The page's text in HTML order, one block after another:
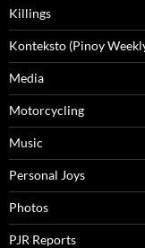
Killings
Konteksto (Pinoy
Media
Motorcycling
Music
Personal Joys
Photos
PJR Reports